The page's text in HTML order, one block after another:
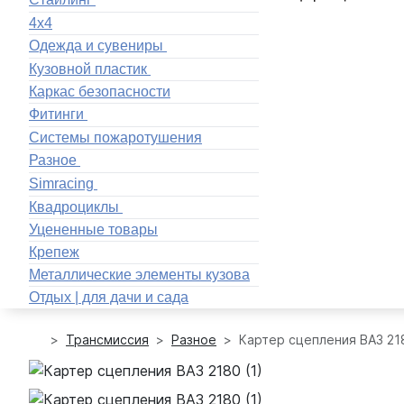
4x4
Одежда и сувениры
Кузовной пластик
Каркас безопасности
Фитинги
Системы пожаротушения
Разное
Simracing
Квадроциклы
Уцененные товары
Крепеж
Металлические элементы кузова
Отдых | для дачи и сада
Трансмиссия Разное Картер сцепления ВАЗ